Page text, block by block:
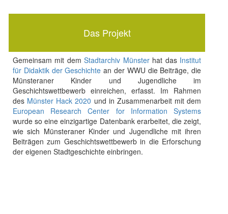
Das Projekt
Gemeinsam mit demStadtarchiv Münsterhat das Institut
für Didaktik der Geschichte an der WWU die Beiträge, die
Münsteraner Kinder und Jugendliche im
Geschichtswettbewerb einreichen, erfasst. Im Rahmen
des Münster Hack 2020 und in Zusammenarbeit mit dem
European Research Center for Information Systems
wurde so eine einzigartige Datenbank erarbeitet, die zeigt,
wie sich Münsteraner Kinder und Jugendliche mit ihren
Beiträgen zum Geschichtswettbewerb in die Erforschung
der eigenen Stadtgeschichte einbringen.